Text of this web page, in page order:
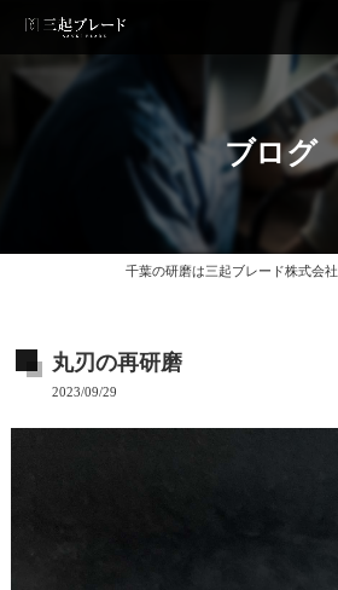
ブログ
千葉の研磨は三起ブレード株式会社
丸刃の再研磨
2023/09/29